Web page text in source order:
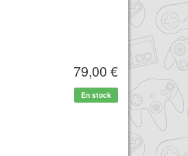
79,00 €
En stock